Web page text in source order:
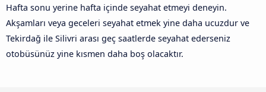
Hafta sonu yerine hafta içinde seyahat etmeyi deneyin.
Akşamları veya geceleri seyahat etmek yine daha ucuzdur ve
Tekirdağ ile Silivri arası geç saatlerde seyahat ederseniz
otobüsünüz yine kısmen daha boş olacaktır.